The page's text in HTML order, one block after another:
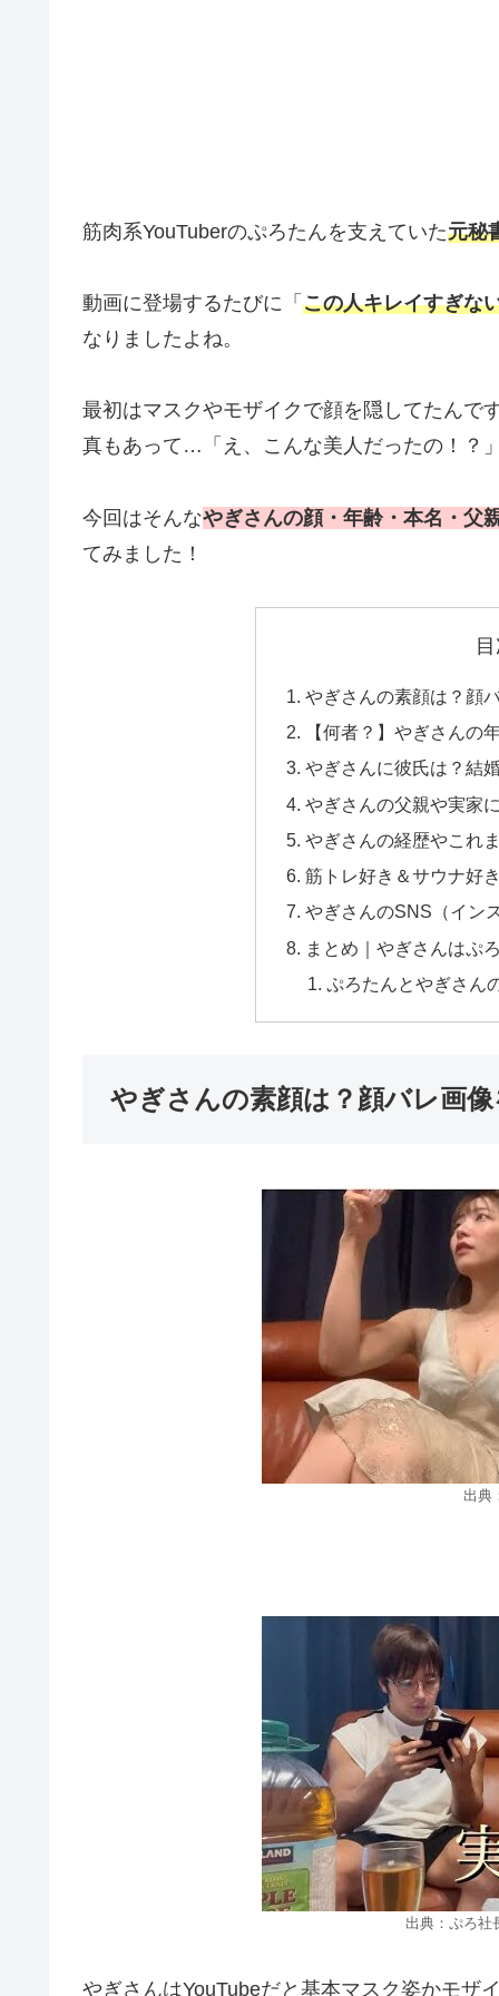
筋肉系YouTuberのぷろたんを支えていた元秘
動画に登場するたびに「 この人キレイすぎな
なりましたよね。
最初はマスクやモザイクで顔を隠してたんで
真もあって…「え、こんな美人だったの！？
今回はそんなやぎさんの顔・年齢・本名・父
てみました！
やぎさんの素顔は？顔
【何者？】やぎさんの
やぎさんに彼氏は？結
やぎさんの父親や実家
やぎさんの経歴やこれ
筋トレ好き＆サウナ好
やぎさんのSNS（イン
まとめ｜やぎさんはぷ
ぷろたんとやぎさん
やぎさんの素顔は？顔バレ画
出典
出典：ぷろ社
やぎさんはYouTubeだと基本マスク姿かモザ